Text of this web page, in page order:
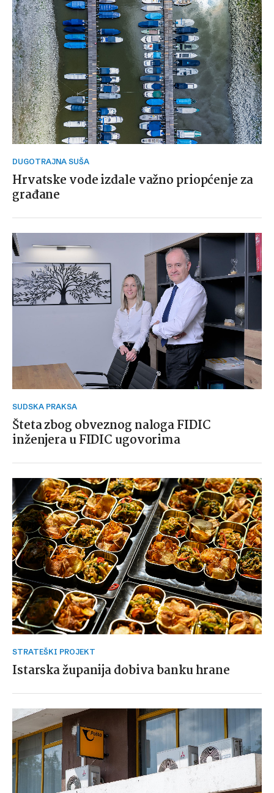
DUGOTRAJNA SUŠA
Hrvatske vode izdale važno priopćenje za
građane
SUDSKA PRAKSA
Šteta zbog obveznog naloga FIDIC
inženjera u FIDIC ugovorima
STRATEŠKI PROJEKT
Istarska županija dobiva banku hrane